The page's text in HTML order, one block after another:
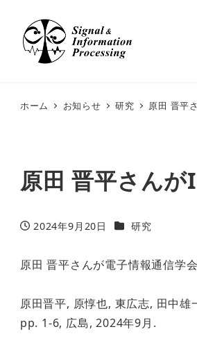
ホーム お知らせ 研究 原田 晋平
原田 晋平さん
投稿日
2024年9月20日 カテゴリー
研究
原田 晋平さんが電子情報通信学
原田晋平, 原惇也, 東広志, 田中
pp. 1-6, 広島, 2024年9月.